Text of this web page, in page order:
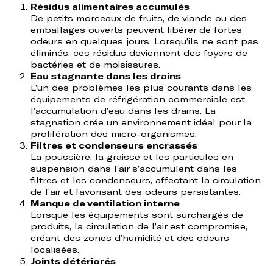
Résidus alimentaires accumulés
De petits morceaux de fruits, de viande ou des
emballages ouverts peuvent libérer de fortes
odeurs en quelques jours. Lorsqu’ils ne sont pas
éliminés, ces résidus deviennent des foyers de
bactéries et de moisissures.
Eau stagnante dans les drains
L’un des problèmes les plus courants dans les
équipements de réfrigération commerciale est
l’accumulation d’eau dans les drains. La
stagnation crée un environnement idéal pour la
prolifération des micro-organismes.
Filtres et condenseurs encrassés
La poussière, la graisse et les particules en
suspension dans l’air s’accumulent dans les
filtres et les condenseurs, affectant la circulation
de l’air et favorisant des odeurs persistantes.
Manque de ventilation interne
Lorsque les équipements sont surchargés de
produits, la circulation de l’air est compromise,
créant des zones d’humidité et des odeurs
localisées.
Joints détériorés